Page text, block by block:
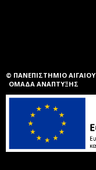
© ΠΑΝΕΠΙΣΤΗΜΙΟ ΑΙΓΑΙΟΥ
ΟΜΑΔΑ ΑΝΑΠΤΥΞΗΣ